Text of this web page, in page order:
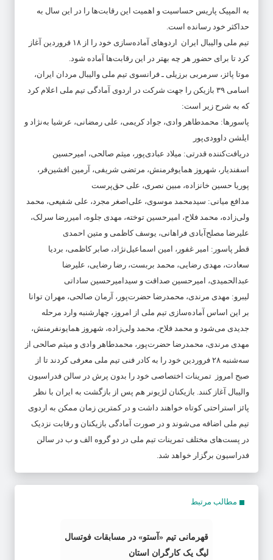
به المپیک پاریس حساسیت و اهمیت این رقابت‌ها را در این سال به
حداکثر خود رسانده است.
تیم ملی والیبال ایران اردوهای آماده‌سازی خود را از ۱۸ فروردین آغاز
کرد تا برای حضور هر چه بهتر در این رقابت‌ها آماده شود.
موتا پائز، سرمربی برزیلی ـ فرانسوی تیم ملی والیبال مردان ایران،
اسامی ۳۹ بازیکن را جهت شرکت در اردوی آمادگی تیم ملی اعلام کرد
که به شرح زیر است:
پاسورها: محمدطاهر وادی، جواد کریمی، علی رمضانی، عرشیا به‌نژاد و
ایلشن داوودی‌پور
دریافت‌کننده قدرتی: میلاد عبادی‌پور، میثم صالحی، امیرحسین
اسفندیار، شهروز همایوفرمنش، مرتضی شریفی، آرمین افشین‌فر،
پوریا حسین خانزاده، مبین نصری، علی حق‌پرست
مدافع میانی: سیدمحمد موسوی، علی‌اصغر مجرد، علی شفیعی، محمد
ولی‌زاده، محمد فلاح، امیرحسین توخته، مهدی جلوه، امیررضا سرلک،
علیرضا مصلح‌آبادی فراهانی، یوسف کاظمی و متین احمدی
قطر پاسور: امیر غفور، امین اسماعیل‌نژاد، صابر کاظمی، بردیا
سعادت، مهدی رضایی، محمد بربست، رضا رضایی، علیرضا
عبدالحمیدی، امیرحسین صداقت و سیدامیرحسین ساداتی
لیبرو: مهدی مرندی، محمدرضا حضرت‌پور، آرمان صالحی، مهران توانا
بر این اساس آماده‌سازی تیم ملی از امروز، چهارشنبه وارد مرحله
جدیدی می‌شود و محمد فلاح، محمد ولی‌زاده، شهروز همایونفرمنش،
مهدی مرندی، محمدرضا حضرت‌پور، محمدطاهر وادی و میثم صالحی از
سه‌شنبه ۲۸ فروردین خود را به کادر فنی تیم ملی معرفی کردند تا از
صبح امروز تمرینات اختصاصی خود را بدون پرش در سالن فدراسیون
والیبال آغاز کنند. بازیکنان لژیونر هم پس از بازگشت به ایران با نظر
پائز استراحتی کوتاه خواهند داشت و در کمترین زمان ممکن به اردوی
تیم ملی اضافه می‌شوند و در صورت آمادگی بازیکنان و رقابت نزدیک
در پست‌های مختلف تمرینات تیم ملی در دو گروه الف و ب در سالن
فدراسیون برگزار خواهد شد.
مطالب مرتبط
قهرمانی تیم «آستو» در مسابقات فوتسال
لیگ یک کارگران استان